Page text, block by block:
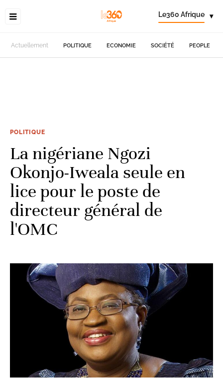
Le360 Afrique ▾
Actuellement POLITIQUE ECONOMIE SOCIÉTÉ PEOPLE
POLITIQUE
La nigériane Ngozi
Okonjo-Iweala seule en
lice pour le poste de
directeur général de
l'OMC